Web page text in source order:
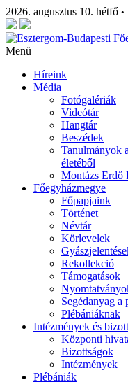
2026. augusztus 10. hétfő •
Menü
Híreink
Média
Fotógalériák
Videótár
Hangtár
Beszédek
Tanulmányok
életéből
Montázs Erdő
Főegyházmegye
Főpapjaink
Történet
Névtár
Körlevelek
Rekollekció
Támogatások
Segédanyag a
Plébániáknak
Intézmények és
Központi
Bizottságok
Intézmények
Plébániák